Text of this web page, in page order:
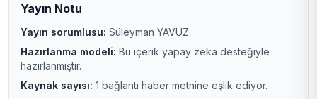
Yayın Notu
Yayın sorumlusu: Süleyman YAVUZ
Hazırlanma modeli: Bu içerik yapay zeka desteğiyle
hazırlanmıştır.
Kaynak sayısı: 1 bağlantı haber metnine eşlik ediyor.